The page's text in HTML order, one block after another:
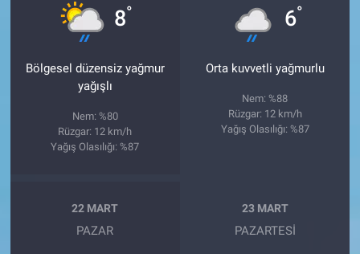
8°
Bölgesel düzensiz yağmur
yağışlı
Nem: %80
Rüzgar: 12 km/h
Yağış Olasılığı: %87
6°
Orta kuvvetli yağmurlu
Nem: %88
Rüzgar: 12 km/h
Yağış Olasılığı: %87
22 MART
PAZAR
23 MART
PAZARTESI